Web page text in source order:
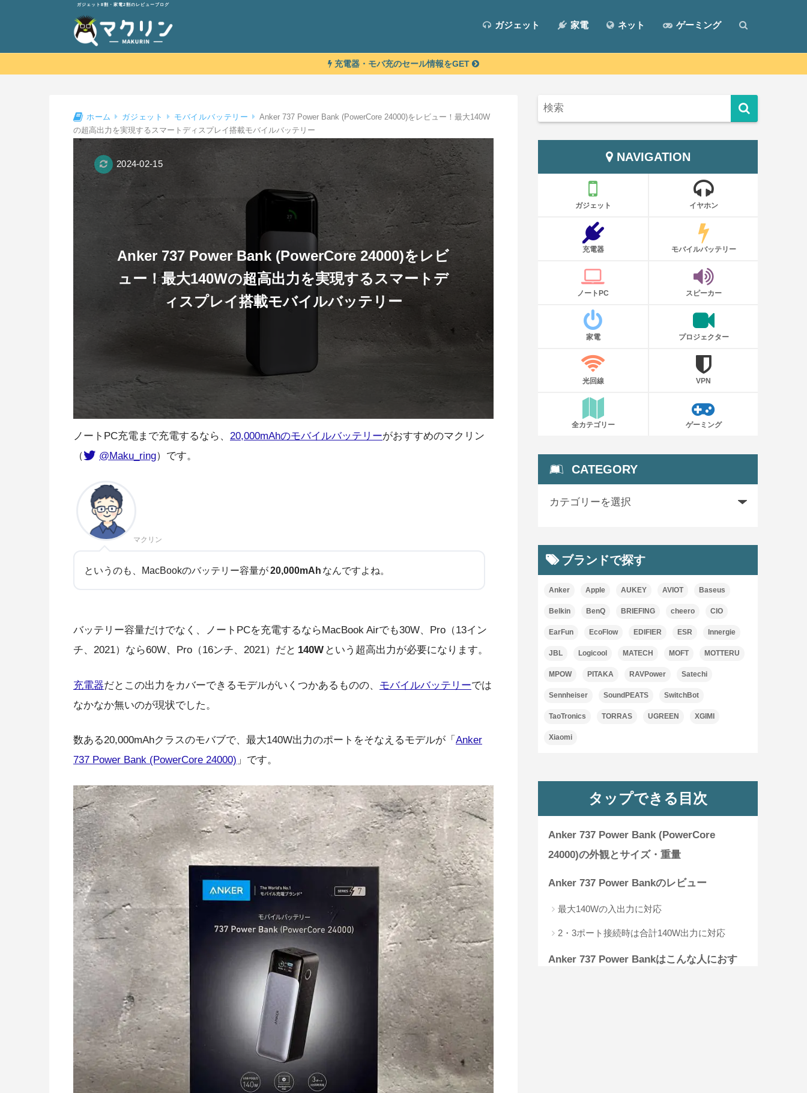
ガジェット8割・家電2割のレビューブログ
ガジェット 家電 ネット ゲーミング
充電器・モバ充のセール情報をGET
ホーム ガジェット モバイルバッテリー
Anker 737 Power Bank (PowerCore 24000)をレビュー！最大140W
の超高出力を実現するスマートディスプレイ搭載モバイルバッテリー
Anker 737 Power Bank (PowerCore 24000)をレビ
ュー！最大140Wの超高出力を実現するスマートデ
ィスプレイ搭載モバイルバッテリー
2024-02-15
ノートPC充電まで充電するなら、 20,000mAhのモバイルバッテリーがおすすめのマクリン
（
@Maku_ring）です。
マクリン
というのも、MacBookのバッテリー容量が20,000mAh なんですよね。
バッテリー容量だけでなく、ノートPCを充電するならMacBook Airでも30W、Pro（13イン
チ、2021）なら60W、Pro（16ンチ、2021）だと 140W という超高出力が必要になります。
充電器だとこの出力をカバーできるモデルがいくつかあるものの、 モバイルバッテリーでは
なかなか無いのが現状でした。
数ある20,000mAhクラスのモバブで、最大140W出力のポートをそなえるモデルが「 Anker
737 Power Bank (PowerCore 24000) 」です。
NAVIGATION
ガジェット イヤホン
充電器 モバイルバッテリー
ノートPC スピーカー
家電 プロジェクター
光回線 VPN
全カテゴリー ゲーミング
CATEGORY
ブランドで探す
Anker Apple AUKEY AVIOT Baseus
Belkin BenQ BRIEFING cheero CIO
EarFun EcoFlow EDIFIER ESR Innergie
JBL Logicool MATECH MOFT MOTTERU
MPOW PITAKA RAVPower Satechi
Sennheiser SoundPEATS SwitchBot
TaoTronics TORRAS UGREEN XGIMI
Xiaomi
タップできる目次
Anker 737 Power Bank (PowerCore
24000)の外観とサイズ・重量
Anker 737 Power Bankのレビュー
最大140Wの入出力に対応
2・3ポート接続時は合計140W出力に対応
Anker 737 Power Bankはこんな人におす